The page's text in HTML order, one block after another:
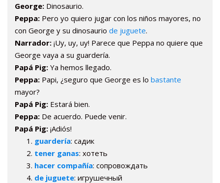
George: Dinosaurio.
Peppa: Pero yo quiero jugar con los niños mayores, no
con George y su dinosaurio de juguete.
Narrador: ¡Uy, uy, uy! Parece que Peppa no quiere que
George vaya a su guardería.
Papá Pig: Ya hemos llegado.
Peppa: Papi, ¿seguro que George es lo bastante
mayor?
Papá Pig: Estará bien.
Peppa: De acuerdo. Puede venir.
Papá Pig: ¡Adiós!
guardería: садик
tener ganas: хотеть
hacer compañía: сопровождать
de juguete: игрушечный